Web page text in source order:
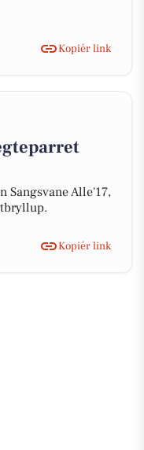
Kopiér link
Sangsvane Alle'17,
Kopiér link